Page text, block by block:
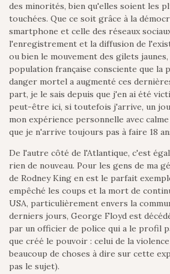
des minorités, bien qu'elles soient les
touchées. Que ce soit grâce à la
smartphone et celle des réseaux
l'enregistrement et la diffusion de
ou bien le mouvement des gilets
population française consciente que la
danger mortel a augmenté ces
part, je le sais depuis que j'en ai été
peut-être ici, si toutefois j'arrive, un
mon expérience personnelle avec
que je n'arrive toujours pas à faire 18
De l'autre côté de l'Atlantique, c'est
rien de nouveau. Pour les gens de ma
de Rodney King en est le parfait
empêché les coups et la mort de
USA, particulièrement envers la
derniers jours, George Floyd est
par un officier de police qui a le profil
que créé le pouvoir : celui de la
beaucoup de choses à dire sur cette
pas le sujet).